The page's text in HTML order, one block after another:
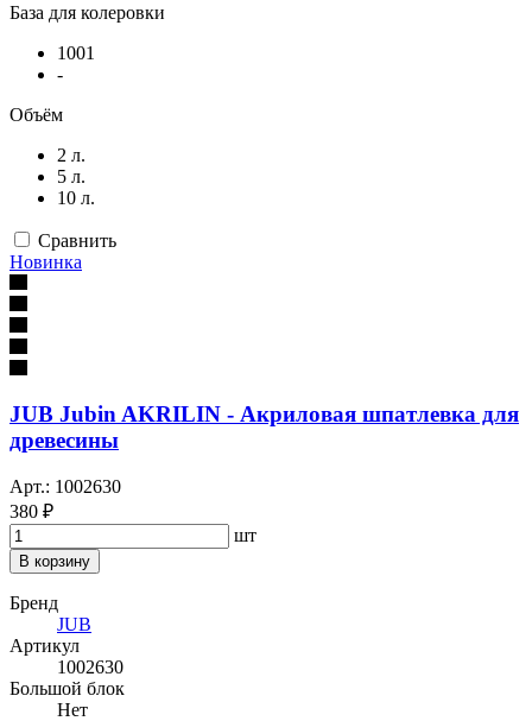
База для колеровки
1001
-
Объём
2 л.
5 л.
10 л.
Сравнить
Новинка
JUB Jubin AKRILIN - Акриловая шпатлевка для
древесины
Арт.: 1002630
380 ₽
шт
В корзину
Бренд
JUB
Артикул
1002630
Большой блок
Нет